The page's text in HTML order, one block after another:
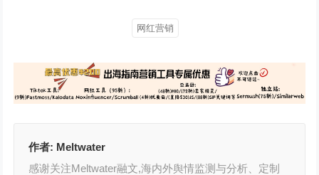
网红营销
作者: Meltwater
感谢关注Meltwater融文,海内外舆情监测与分析、定制